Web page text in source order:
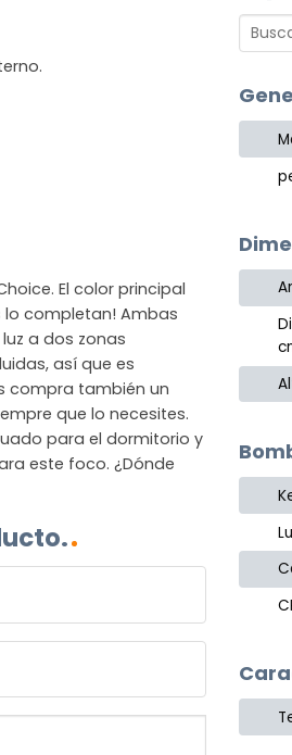
El color principal
lo completan! Ambas
a dos zonas
así que es
compra también un
que lo necesites.
para el dormitorio y
este foco. ¿Dónde